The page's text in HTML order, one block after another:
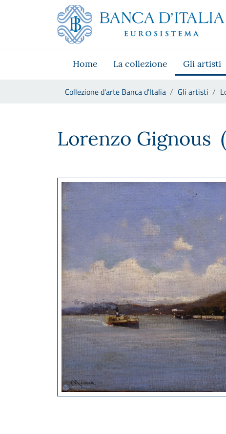
Skip to Main Content
Vai al sito istituzionale
Vai al menu di navigazione
Vai alla ricerca
Vai ai contenuti
Home La collezione Gli artisti
Collezione d'arte Banca d'Italia Gli artisti
Lorenzo Gignous